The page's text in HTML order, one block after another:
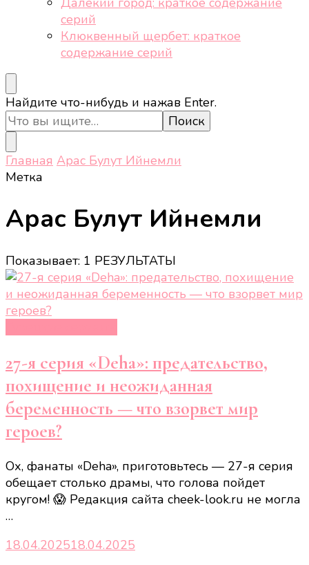
серий
Клюквенный щербет: краткое
содержание серий
Ищите
что-
то?
Найдите что-нибудь и нажав Enter.
Главная Арас Булут Ийнемли
Метка
Арас Булут Ийнемли
Показывает: 1 РЕЗУЛЬТАТЫ
27-я серия «Deha»: предательство,
похищение и неожиданная
беременность — что взорвет мир
героев?
Ох, фанаты «Deha», приготовьтесь — 27-я серия
обещает столько драмы, что голова пойдет
кругом! 😱 Редакция сайта cheek-look.ru не могла
…
18.04.202518.04.2025